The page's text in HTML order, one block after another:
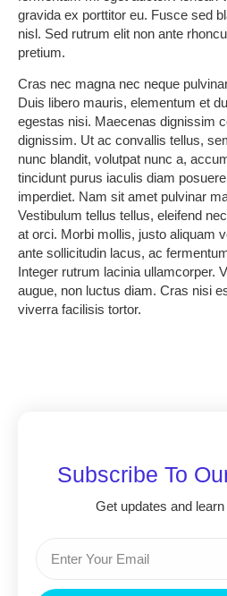
gravida ex porttitor eu. Fusce sed
nisl. Sed rutrum elit non ante
pretium.
Cras nec magna nec neque
Duis libero mauris, elementum et
egestas nisi. Maecenas dignissim
dignissim. Ut ac convallis tellus,
nunc blandit, volutpat nunc a,
tincidunt purus iaculis diam
imperdiet. Nam sit amet pulvinar
Vestibulum tellus tellus, eleifend
at orci. Morbi mollis, justo aliquam
ante sollicitudin lacus, ac
Integer rutrum lacinia ullamcorper.
augue, non luctus diam. Cras nisi
viverra facilisis tortor.
Subscribe To
Get updates and